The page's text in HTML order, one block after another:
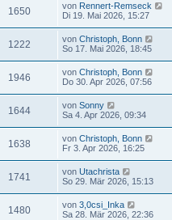
1650 von Rennert-Remseck
Di 19. Mai 2026, 15:27
1222 von Christoph, Bonn
So 17. Mai 2026, 18:45
1946 von Christoph, Bonn
Do 30. Apr 2026, 07:56
1644 von Sonny
Sa 4. Apr 2026, 09:34
1638 von Christoph, Bonn
Fr 3. Apr 2026, 16:25
1741 von Utachrista
So 29. Mär 2026, 15:13
1480 von 3,0csi_Inka
Sa 28. Mär 2026, 22:36